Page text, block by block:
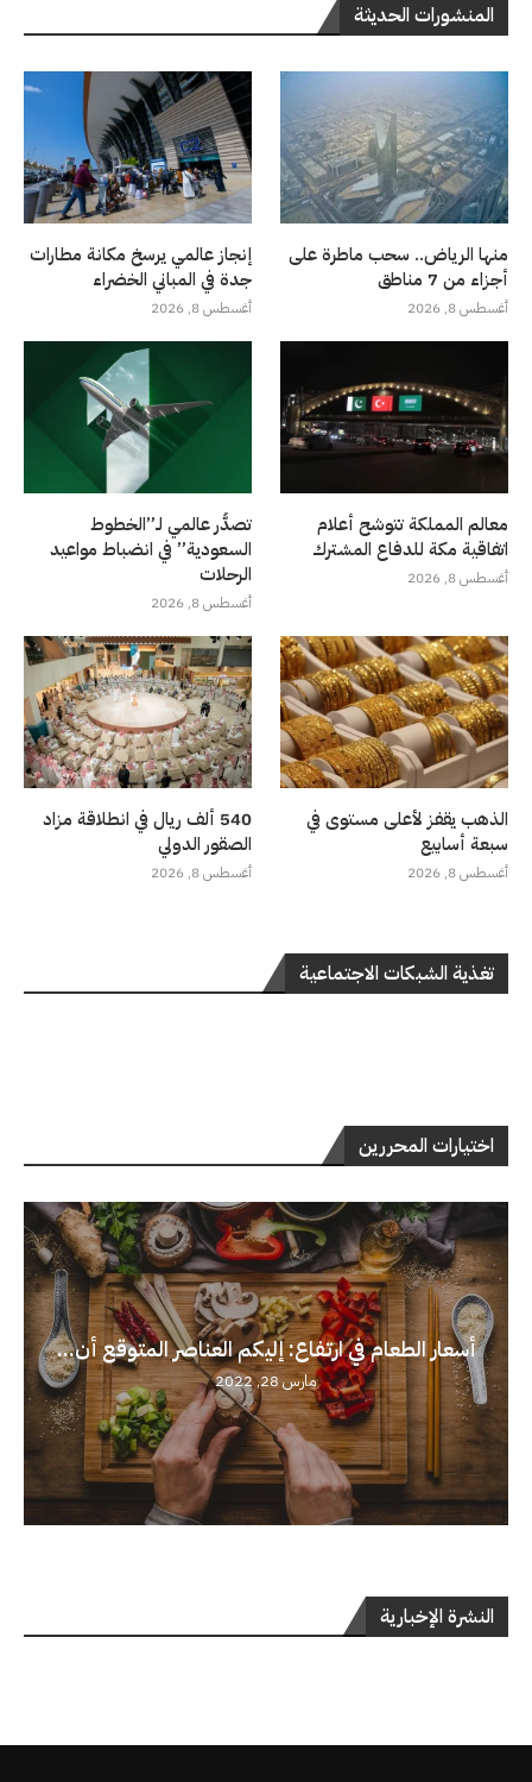
المنشورات الحديثة
منها الرياض.. سحب ماطرة على
أجزاء من 7 مناطق
أغسطس 8, 2026
إنجاز عالمي يرسخ مكانة مطارات
جدة في المباني الخضراء
أغسطس 8, 2026
معالم المملكة تتوشح أعلام
اتفاقية مكة للدفاع المشترك
أغسطس 8, 2026
تصدُّر عالمي لـ”الخطوط
السعودية” في انضباط مواعيد
الرحلات
أغسطس 8, 2026
الذهب يقفز لأعلى مستوى في
سبعة أسابيع
أغسطس 8, 2026
540 ألف ريال في انطلاقة مزاد
الصقور الدولي
أغسطس 8, 2026
تغذية الشبكات الاجتماعية
اختيارات المحررين
أسعار الطعام في ارتفاع: إليكم العناصر المتوقع أن...
مارس 28, 2022
النشرة الإخبارية